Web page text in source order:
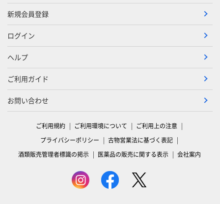
新規会員登録
ログイン
ヘルプ
ご利用ガイド
お問い合わせ
ご利用規約 ご利用環境について
ご利用上の注意
プライバシーポリシー
古物営業法に基づく表記
酒類販売管理者標識の掲示
医薬品の販売に関する表示 会社案内